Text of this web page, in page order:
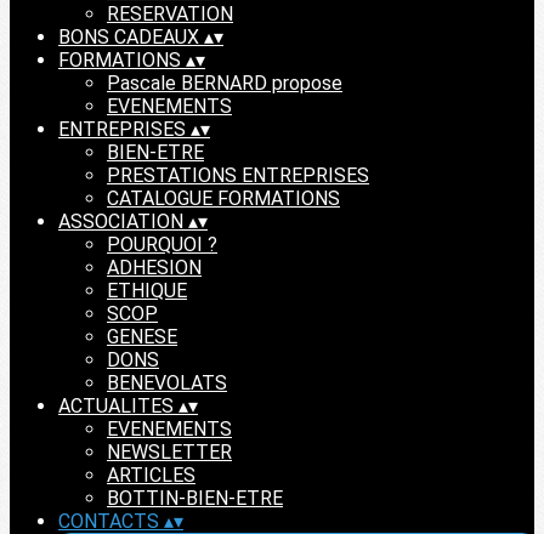
RESERVATION
BONS CADEAUX ▴▾
FORMATIONS ▴▾
Pascale BERNARD propose
EVENEMENTS
ENTREPRISES ▴▾
BIEN-ETRE
PRESTATIONS ENTREPRISES
CATALOGUE FORMATIONS
ASSOCIATION ▴▾
POURQUOI ?
ADHESION
ETHIQUE
SCOP
GENESE
DONS
BENEVOLATS
ACTUALITES ▴▾
EVENEMENTS
NEWSLETTER
ARTICLES
BOTTIN-BIEN-ETRE
CONTACTS ▴▾